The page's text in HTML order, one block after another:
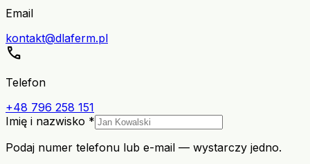
Email
kontakt@dlaferm.pl
call
Telefon
+48 796 258 151
Imię i nazwisko *
Podaj numer telefonu lub e-mail — wystarczy jedno.